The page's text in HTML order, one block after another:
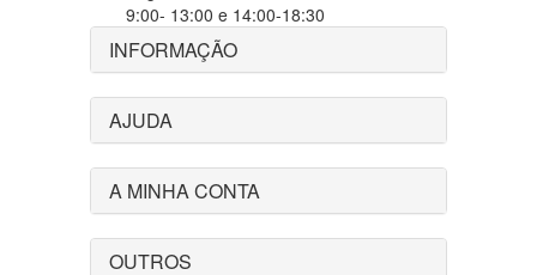
9:00- 13:00 e 14:00-18:30
INFORMAÇÃO
AJUDA
A MINHA CONTA
OUTROS